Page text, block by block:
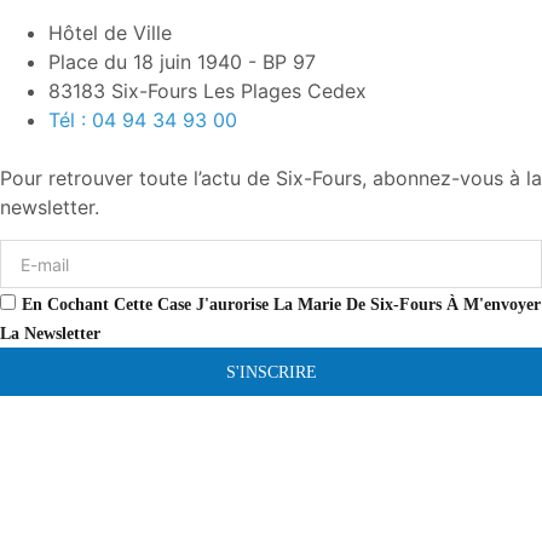
Hôtel de Ville
Place du 18 juin 1940 - BP 97
83183 Six-Fours Les Plages Cedex
Tél : 04 94 34 93 00
Pour retrouver toute l’actu de Six-Fours, abonnez-vous à la
newsletter.
En Cochant Cette Case J'aurorise La Marie De Six-Fours À M'envoyer
La Newsletter
S'INSCRIRE